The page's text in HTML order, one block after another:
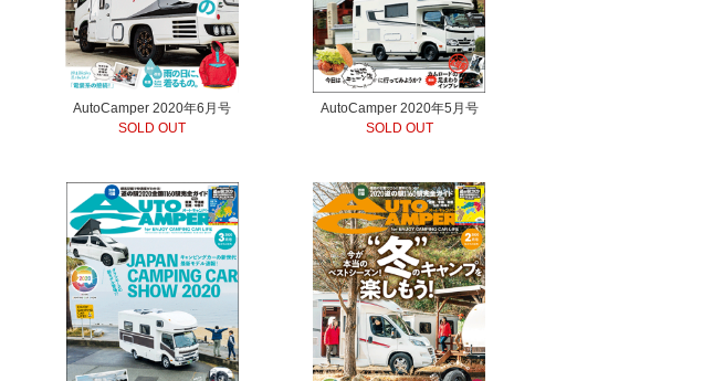
AutoCamper 2020年6月号
SOLD OUT
AutoCamper 2020年5月号
SOLD OUT